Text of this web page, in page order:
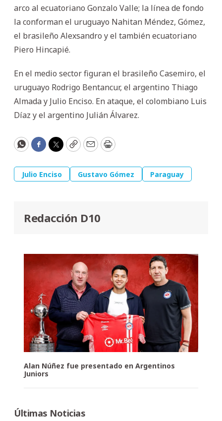
arco al ecuatoriano Gonzalo Valle; la línea de fondo
la conforman el uruguayo Nahitan Méndez, Gómez,
el brasileño Alexsandro y el también ecuatoriano
Piero Hincapié.
En el medio sector figuran el brasileño Casemiro, el
uruguayo Rodrigo Bentancur, el argentino Thiago
Almada y Julio Enciso. En ataque, el colombiano Luis
Díaz y el argentino Julián Álvarez.
WhatsApp
Facebook
Twitter
CopyEmailPrint
Julio Enciso Gustavo Gómez Paraguay
Redacción D10
Alan Núñez fue presentado en Argentinos
Juniors
Últimas Noticias